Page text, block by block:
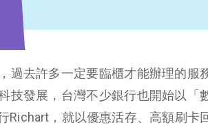
過去許多一定要臨櫃才能辦理的服
技發展，台灣不少銀行也開始以「
Richart ，就以優惠活存、高額刷卡